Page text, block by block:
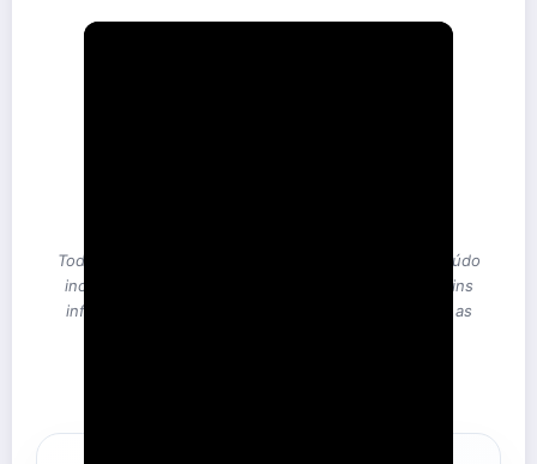
Todos os direitos do vídeo pertencem à Arno. Conteúdo
incorporado em ReviewCozinhas.com apenas para fins
informativos e educacionais, em conformidade com as